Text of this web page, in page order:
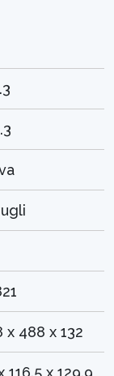
x 488 x 132
116.5 x 129.9